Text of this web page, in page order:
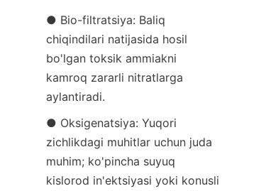
● Bio-filtratsiya: Baliq
chiqindilari natijasida hosil
bo'lgan toksik ammiakni
kamroq zararli nitratlarga
aylantiradi.
● Oksigenatsiya: Yuqori
zichlikdagi muhitlar uchun juda
muhim; ko'pincha suyuq
kislorod in'ektsiyasi yoki konusli